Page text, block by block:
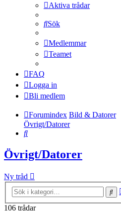
Aktiva trådar
Sök
Medlemmar
Teamet
FAQ
Logga in
Bli medlem
Forumindex Bild & Datorer
Övrigt/Datorer
Sök
Övrigt/Datorer
Ny tråd
Sök
106 trådar